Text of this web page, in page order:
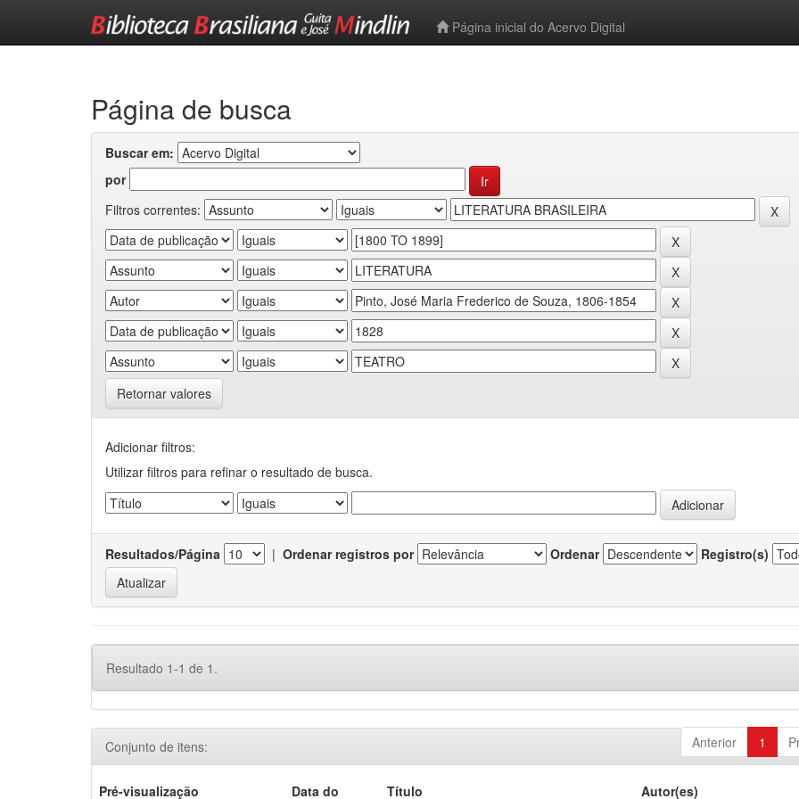
Página inicial do Acervo Digital
Página de busca
Buscar em:
por
Filtros correntes:
Retornar valores
Adicionar filtros:
Utilizar filtros para refinar o resultado de busca.
Resultados/Página | Ordenar registros por Ordenar Registro(s)
Resultado 1-1 de 1.
Anterior 1
Conjunto de itens:
Pré-visualização Data do Título Autor(es)